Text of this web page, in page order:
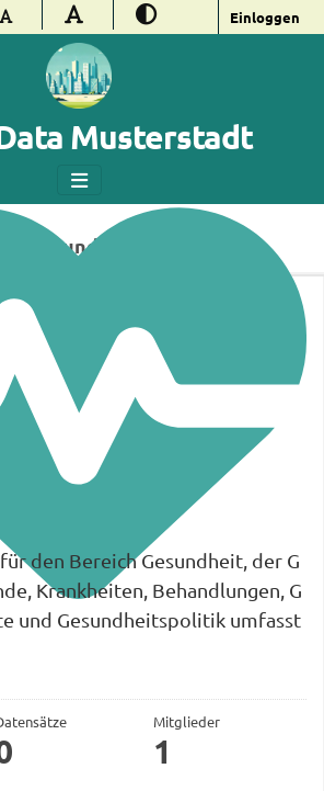
Einloggen
Musterstadt
Gesundheit
den Bereich Gesundheit, der G
Krankheiten, Behandlungen, G
und Gesundheitspolitik umfasst
Mitglieder
1